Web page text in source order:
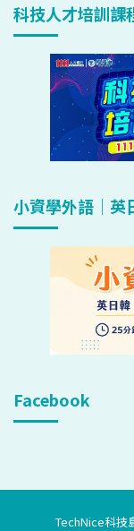
科技人才培訓課
小資學外語｜英
Facebook
TechNice科技